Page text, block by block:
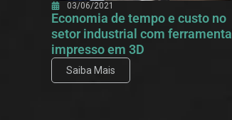
03/06/2021
Economia de tempo e custo no
setor industrial com ferramental
impresso em 3D
Saiba Mais